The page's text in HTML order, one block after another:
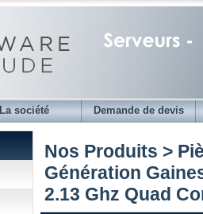
La société Demande de devis
Nos Produits >
Génération
2.13 Ghz Quad